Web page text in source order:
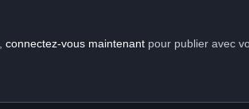
connectez-vous maintenantpour publier avec